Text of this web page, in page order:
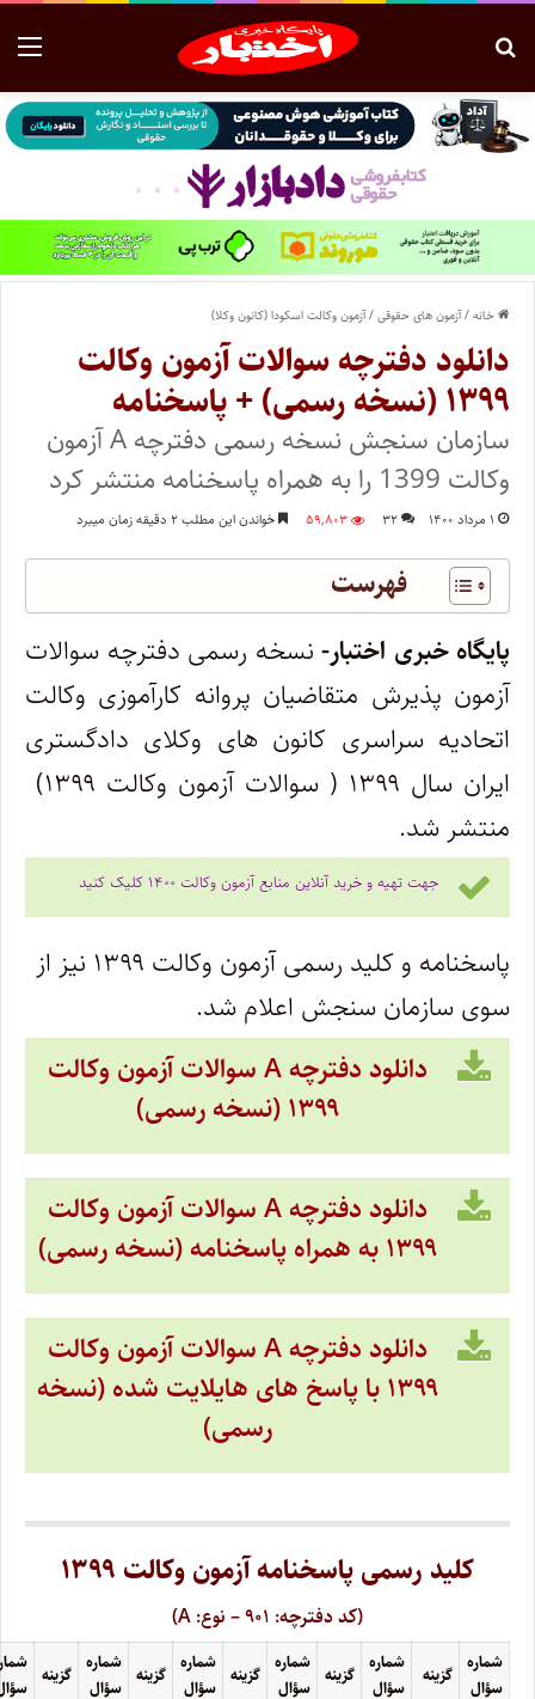
خانه/آزمون های حقوقی/آزمون وکالت اسکودا (کانون وکلا)
دانلود دفترچه سوالات آزمون وکالت
۱۳۹۹ (نسخه رسمی) + پاسخنامه
سازمان سنجش نسخه رسمی دفترچه A آزمون
وکالت 1399 را به همراه پاسخنامه منتشر کرد
۱ مرداد ۱۴۰۰ ۳۲ ۵۹,۸۰۳ خواندن این مطلب ۲ دقیقه زمان میبرد
فهرست
پایگاه خبری اختبار- نسخه رسمی دفترچه سوالات
آزمون پذیرش متقاضیان پروانه کارآموزی وکالت
اتحادیه سراسری کانون های وکلای دادگستری
ایران سال ۱۳۹۹ ( سوالات آزمون وکالت ۱۳۹۹)
منتشر شد.
جهت تهیه و خرید آنلاین منابع آزمون وکالت ۱۴۰۰ کلیک کنید
پاسخنامه و کلید رسمی آزمون وکالت ۱۳۹۹ نیز از
سوی سازمان سنجش اعلام شد.
دانلود دفترچه A سوالات آزمون وکالت
۱۳۹۹ (نسخه رسمی)
دانلود دفترچه A سوالات آزمون وکالت
۱۳۹۹ به همراه پاسخنامه (نسخه رسمی)
دانلود دفترچه A سوالات آزمون وکالت
۱۳۹۹ با پاسخ های هایلایت شده (نسخه
رسمی)
کلید رسمی پاسخنامه آزمون وکالت ۱۳۹۹
(کد دفترچه: ۹۰۱ – نوع: A)
شماره
سؤال
گزینه
شماره
سؤال
گزینه
شماره
سؤال
گزینه
شماره
سؤال
گزینه
شماره
سؤال
گزینه